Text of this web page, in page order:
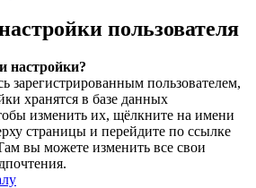
пользователя
настройки?
зарегистрированным пользователем,
хранятся в базе данных
изменить их, щёлкните на имени
страницы и перейдите по ссылке
вы можете изменить все свои